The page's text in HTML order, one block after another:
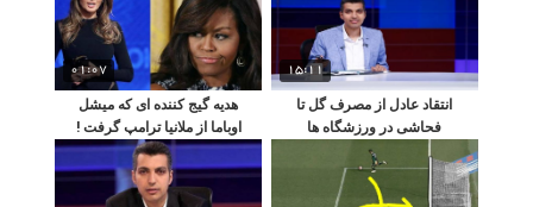
15:11
انتقاد عادل از مصرف گل تا
فحاشی در ورزشگاه ها
01:07
هدیه گیج کننده ای که میشل
اوباما از ملانیا ترامپ گرفت !